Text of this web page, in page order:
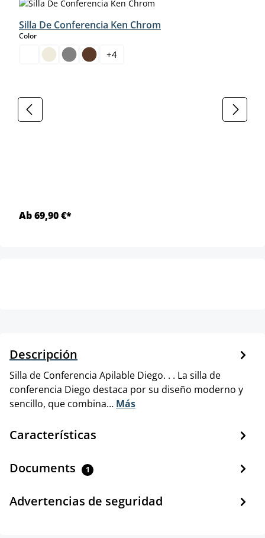
Silla De Conferencia Ken Chrom
Colorselect
+4
Ab 69,90 €*
Descripción
Silla de Conferencia Apilable Diego. . . La silla de
conferencia Diego destaca por su diseño moderno y
sencillo, que combina… Más
Características
Documents 1
Advertencias de seguridad